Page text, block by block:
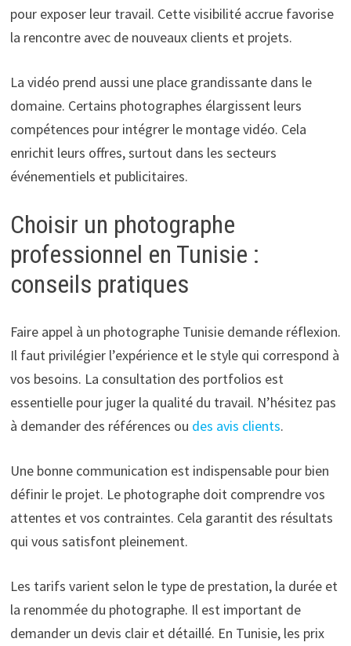
pour exposer leur travail. Cette visibilité accrue favorise
la rencontre avec de nouveaux clients et projets.
La vidéo prend aussi une place grandissante dans le
domaine. Certains photographes élargissent leurs
compétences pour intégrer le montage vidéo. Cela
enrichit leurs offres, surtout dans les secteurs
événementiels et publicitaires.
Choisir un photographe
professionnel en Tunisie :
conseils pratiques
Faire appel à un photographe Tunisie demande réflexion.
Il faut privilégier l’expérience et le style qui correspond à
vos besoins. La consultation des portfolios est
essentielle pour juger la qualité du travail. N’hésitez pas
à demander des références ou des avis clients.
Une bonne communication est indispensable pour bien
définir le projet. Le photographe doit comprendre vos
attentes et vos contraintes. Cela garantit des résultats
qui vous satisfont pleinement.
Les tarifs varient selon le type de prestation, la durée et
la renommée du photographe. Il est important de
demander un devis clair et détaillé. En Tunisie, les prix